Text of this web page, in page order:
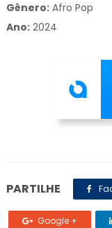
Gênero: Afro Pop
Ano:2024
PARTILHE
Google +